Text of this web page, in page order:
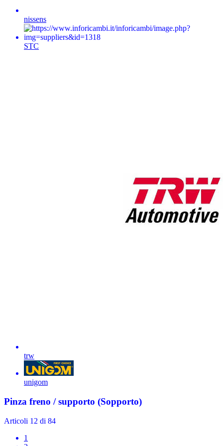
nissens
STC
trw
unigom
Pinza freno / supporto (Sopporto)
Articoli 12 di 84
1